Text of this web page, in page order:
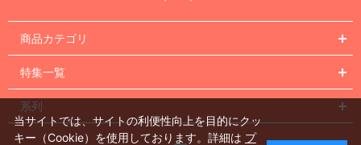
商品カテゴリ
特集一覧
系列
当サイトでは、サイトの利便性向上を目的にクッ
キー（Cookie）を使用しております。詳細は プ